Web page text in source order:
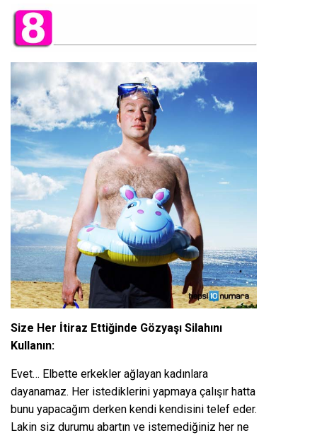
Size Her İtiraz Ettiğinde Gözyaşı Silahını
Kullanın:
Evet… Elbette erkekler ağlayan kadınlara
dayanamaz. Her istediklerini yapmaya çalışır hatta
bunu yapacağım derken kendi kendisini telef eder.
Lakin siz durumu abartın ve istemediğiniz her ne